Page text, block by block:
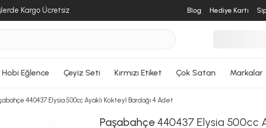
Kargo Ücretsiz Blog Hediye Kartı
Hobi Eğlence Çeyiz Seti Kırmızı Etiket Çok Satan Markalar
440437 Elysia 500cc Ayaklı Kokteyl Bardağı 4 Adet
Paşabahçe 440437 Elysia 500cc